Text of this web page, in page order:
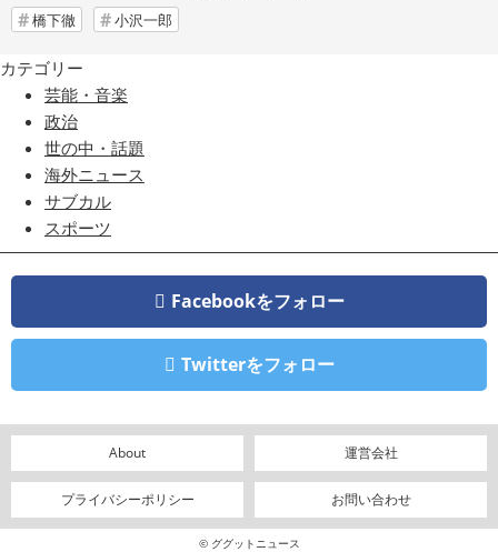
橋下徹 小沢一郎
カテゴリー
芸能・音楽
政治
世の中・話題
海外ニュース
サブカル
スポーツ
Facebookをフォロー
Twitterをフォロー
About 運営会社
プライバシーポリシー お問い合わせ
© ググットニュース